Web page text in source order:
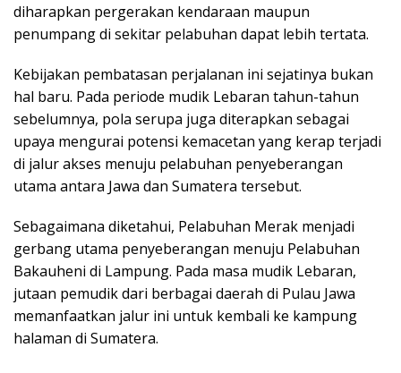
diharapkan pergerakan kendaraan maupun
penumpang di sekitar pelabuhan dapat lebih tertata.
Kebijakan pembatasan perjalanan ini sejatinya bukan
hal baru. Pada periode mudik Lebaran tahun-tahun
sebelumnya, pola serupa juga diterapkan sebagai
upaya mengurai potensi kemacetan yang kerap terjadi
di jalur akses menuju pelabuhan penyeberangan
utama antara Jawa dan Sumatera tersebut.
Sebagaimana diketahui, Pelabuhan Merak menjadi
gerbang utama penyeberangan menuju Pelabuhan
Bakauheni di Lampung. Pada masa mudik Lebaran,
jutaan pemudik dari berbagai daerah di Pulau Jawa
memanfaatkan jalur ini untuk kembali ke kampung
halaman di Sumatera.